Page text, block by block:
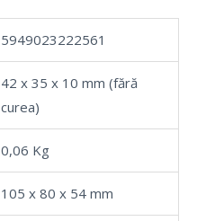
5949023222561
42 x 35 x 10 mm (fără
curea)
0,06 Kg
105 x 80 x 54 mm